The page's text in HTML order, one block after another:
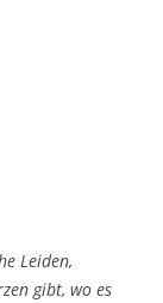
Leiden,
gibt, wo es